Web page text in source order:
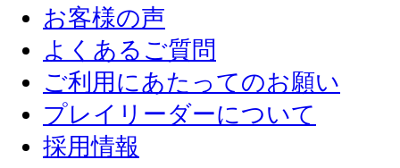
お客様の声
よくあるご質問
ご利用にあたってのお願い
プレイリーダーについて
採用情報